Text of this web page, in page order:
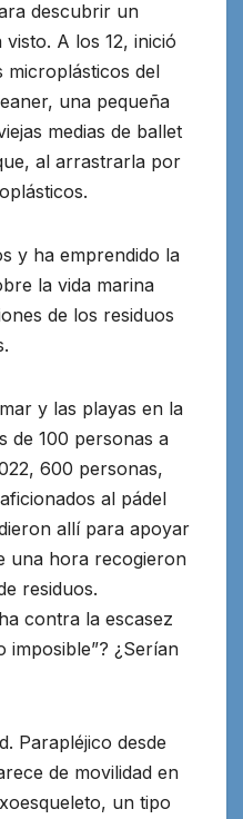
descubrir un
A los 12, inició
microplásticos del
una pequeña
medias de ballet
al arrastrarla por
y ha emprendido la
la vida marina
de los residuos
y las playas en la
de 100 personas a
600 personas,
al pádel
allí para apoyar
una hora recogieron
residuos.
contra la escasez
imposible”? ¿Serían
Parapléjico desde
de movilidad en
un tipo